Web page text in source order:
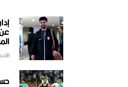
عن
الأحد، 9